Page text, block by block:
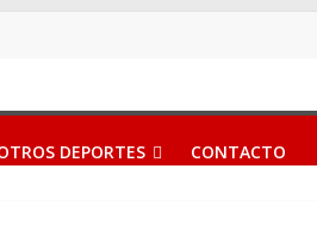
DEPORTES CONTACTO